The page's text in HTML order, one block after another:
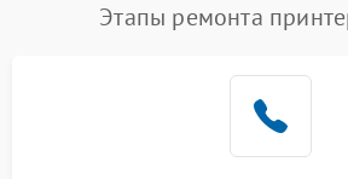
Этапы ремонта